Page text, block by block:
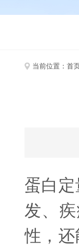
当前位置： 首
蛋白
发、
性，